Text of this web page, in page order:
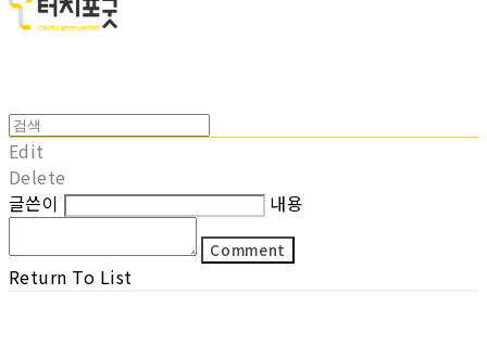
Edit
Delete
글쓴이
내용
Comment
Return To List